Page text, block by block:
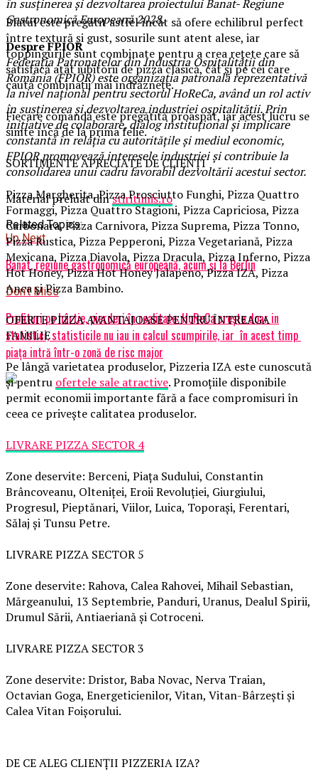
în susținerea și dezvoltarea proiectului Banat- Regiune
Gastronomică Europeană 2028.
Despre FPIOR
Federația Patronatelor din Industria Ospitalității din
România (FPIOR) este organizația patronală reprezentativă
la nivel național pentru sectorul HoReCa, având un rol activ
în susținerea și dezvoltarea industriei ospitalității. Prin
inițiative de colaborare, dialog instituțional și implicare
constantă în relația cu autoritățile și mediul economic,
FPIOR promovează interesele industriei și contribuie la
consolidarea unui cadru favorabil dezvoltării acestui sector.
Material preluat dinstiritimis.ro
Related Topics:
Up Next
Banat, regiune gastronomică europeană, acum și la Berlin
Don't Miss
Profituri pe hârtie, pierderi în realitate: HoReCa crește doar in
statistici, statisticile nu iau in calcul scumpirile, iar în acest timp
piața intră într-o zonă de risc major
Blatul este pregătit astfel încât să ofere echilibrul perfect
între textură și gust, sosurile sunt atent alese, iar
toppingurile sunt combinate pentru a crea rețete care să
satisfacă atât iubitorii de pizza clasică, cât și pe cei care
caută combinații mai îndrăznețe.
Fiecare comandă este pregătită proaspăt, iar acest lucru se
simte încă de la prima felie.
SORTIMENTE APRECIATE DE CLIENȚI
Pizza Margherita, Pizza Prosciutto Funghi, Pizza Quattro
Formaggi, Pizza Quattro Stagioni, Pizza Capriciosa, Pizza
Carbonara, Pizza Carnivora, Pizza Suprema, Pizza Tonno,
Pizza Rustica, Pizza Pepperoni, Pizza Vegetariană, Pizza
Mexicana, Pizza Diavola, Pizza Dracula, Pizza Inferno, Pizza
Hot Honey, Pizza Hot Honey Jalapeno, Pizza IZA, Pizza
Anca și Pizza Bambino.
OFERTE PIZZA AVANTAJOASE PENTRU ÎNTREAGA
FAMILIE
Pe lângă varietatea produselor, Pizzeria IZA este cunoscută
și pentru ofertele sale atractive. Promoțiile disponibile
permit economii importante fără a face compromisuri în
ceea ce privește calitatea produselor.
LIVRARE PIZZA SECTOR 4
Zone deservite: Berceni, Piața Sudului, Constantin
Brâncoveanu, Olteniței, Eroii Revoluției, Giurgiului,
Progresul, Pieptănari, Viilor, Luica, Toporași, Ferentari,
Sălaj și Tunsu Petre.
LIVRARE PIZZA SECTOR 5
Zone deservite: Rahova, Calea Rahovei, Mihail Sebastian,
Mărgeanului, 13 Septembrie, Panduri, Uranus, Dealul Spirii,
Drumul Sării, Antiaeriană și Cotroceni.
LIVRARE PIZZA SECTOR 3
Zone deservite: Dristor, Baba Novac, Nerva Traian,
Octavian Goga, Energeticienilor, Vitan, Vitan-Bârzești și
Calea Vitan Foișorului.
DE CE ALEG CLIENȚII PIZZERIA IZA?